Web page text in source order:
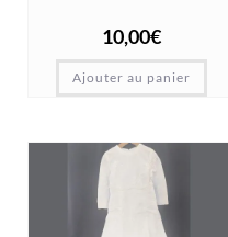
10,00€
Ajouter au panier